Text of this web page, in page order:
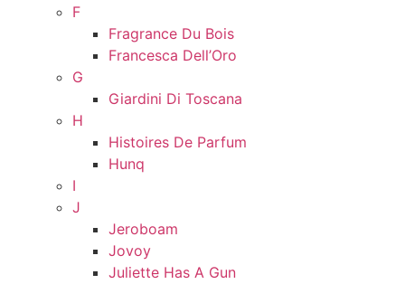
F
Fragrance Du Bois
Francesca Dell’Oro
G
Giardini Di Toscana
H
Histoires De Parfum
Hunq
I
J
Jeroboam
Jovoy
Juliette Has A Gun